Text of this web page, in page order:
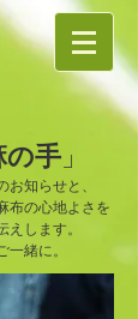
の手 」
お知らせと、
布の心地よさを
します。
緒に。